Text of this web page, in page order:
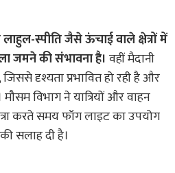
स्पीति जैसे ऊंचाई वाले क्षेत्रों में
जमने की संभावना है। वहीं मैदानी
जिससे दृश्यता प्रभावित हो रही है और
विभाग ने यात्रियों और वाहन
करते समय फॉग लाइट का उपयोग
सलाह दी है।